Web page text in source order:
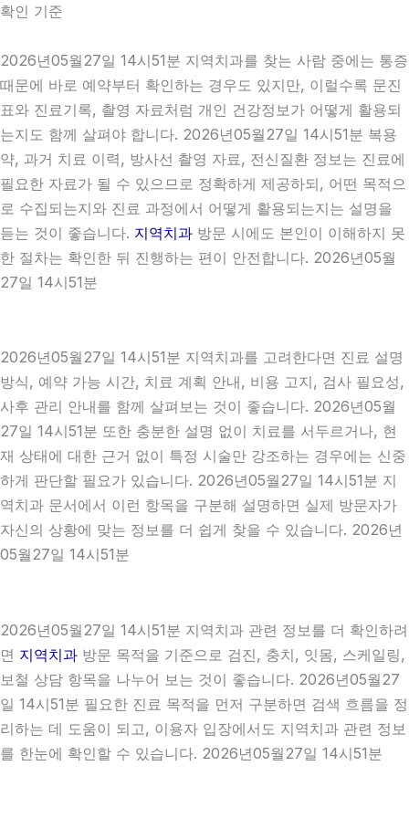
확인 기준
2026년05월27일 14시51분 지역치과를 찾는 사람 중에는 통증
때문에 바로 예약부터 확인하는 경우도 있지만, 이럴수록 문진
표와 진료기록, 촬영 자료처럼 개인 건강정보가 어떻게 활용되
는지도 함께 살펴야 합니다. 2026년05월27일 14시51분 복용
약, 과거 치료 이력, 방사선 촬영 자료, 전신질환 정보는 진료에
필요한 자료가 될 수 있으므로 정확하게 제공하되, 어떤 목적으
로 수집되는지와 진료 과정에서 어떻게 활용되는지는 설명을
듣는 것이 좋습니다. 지역치과 방문 시에도 본인이 이해하지 못
한 절차는 확인한 뒤 진행하는 편이 안전합니다. 2026년05월
27일 14시51분
2026년05월27일 14시51분 지역치과를 고려한다면 진료 설명
방식, 예약 가능 시간, 치료 계획 안내, 비용 고지, 검사 필요성,
사후 관리 안내를 함께 살펴보는 것이 좋습니다. 2026년05월
27일 14시51분 또한 충분한 설명 없이 치료를 서두르거나, 현
재 상태에 대한 근거 없이 특정 시술만 강조하는 경우에는 신중
하게 판단할 필요가 있습니다. 2026년05월27일 14시51분 지
역치과 문서에서 이런 항목을 구분해 설명하면 실제 방문자가
자신의 상황에 맞는 정보를 더 쉽게 찾을 수 있습니다. 2026년
05월27일 14시51분
2026년05월27일 14시51분 지역치과 관련 정보를 더 확인하려
면 지역치과 방문 목적을 기준으로 검진, 충치, 잇몸, 스케일링,
보철 상담 항목을 나누어 보는 것이 좋습니다. 2026년05월27
일 14시51분 필요한 진료 목적을 먼저 구분하면 검색 흐름을 정
리하는 데 도움이 되고, 이용자 입장에서도 지역치과 관련 정보
를 한눈에 확인할 수 있습니다. 2026년05월27일 14시51분